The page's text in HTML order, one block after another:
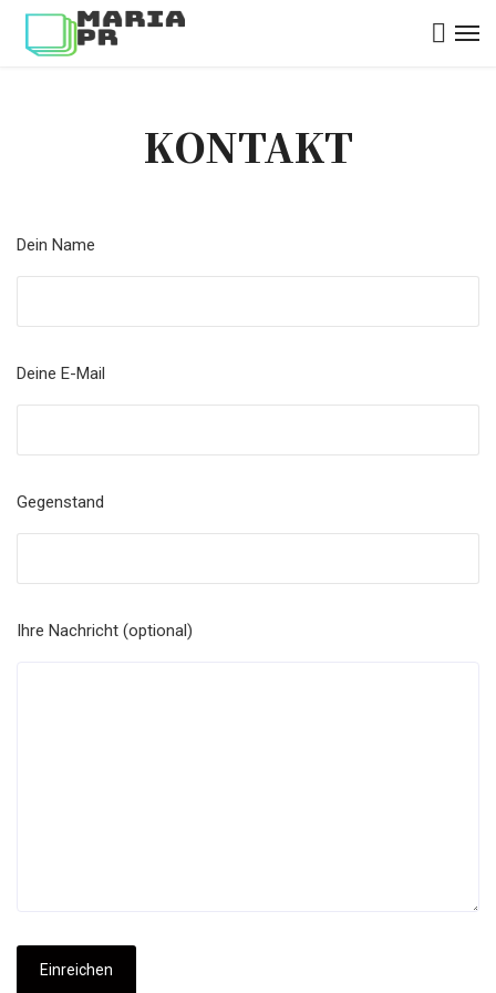
KONTAKT
Dein Name
Deine E-Mail
Gegenstand
Ihre Nachricht (optional)